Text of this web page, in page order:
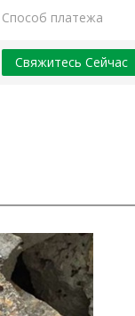
Способ платежа
Свяжитесь Сейчас